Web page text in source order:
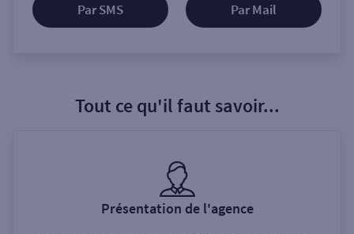
Par SMS Par Mail
Tout ce qu'il faut savoir...
Présentation de l'agence